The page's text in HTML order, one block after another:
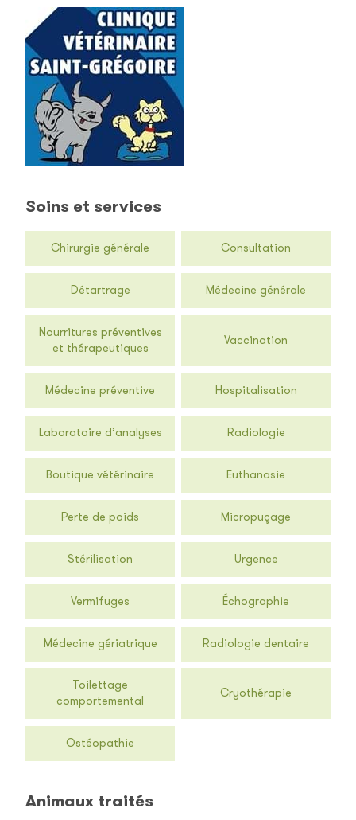
Soins et services
Chirurgie générale Consultation
Détartrage Médecine générale
Nourritures préventives
et thérapeutiques
Vaccination
Médecine préventive Hospitalisation
Laboratoire d’analyses Radiologie
Boutique vétérinaire Euthanasie
Perte de poids Micropuçage
Stérilisation Urgence
Vermifuges Échographie
Médecine gériatrique Radiologie dentaire
Toilettage
comportemental
Cryothérapie
Ostéopathie
Animaux traités